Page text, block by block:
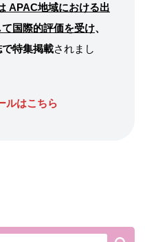
APAC地域における出
国際的評価を受け、
特集掲載されまし
ルはこちら